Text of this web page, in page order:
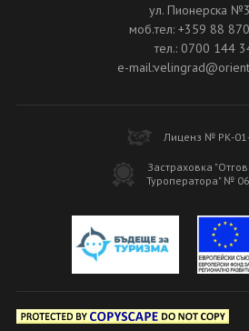
ул. Пионерска
моб.тел: +359 88
тел.: 0700 144
e-
Лиценз № РК-
Застраховка
Туроператора" №